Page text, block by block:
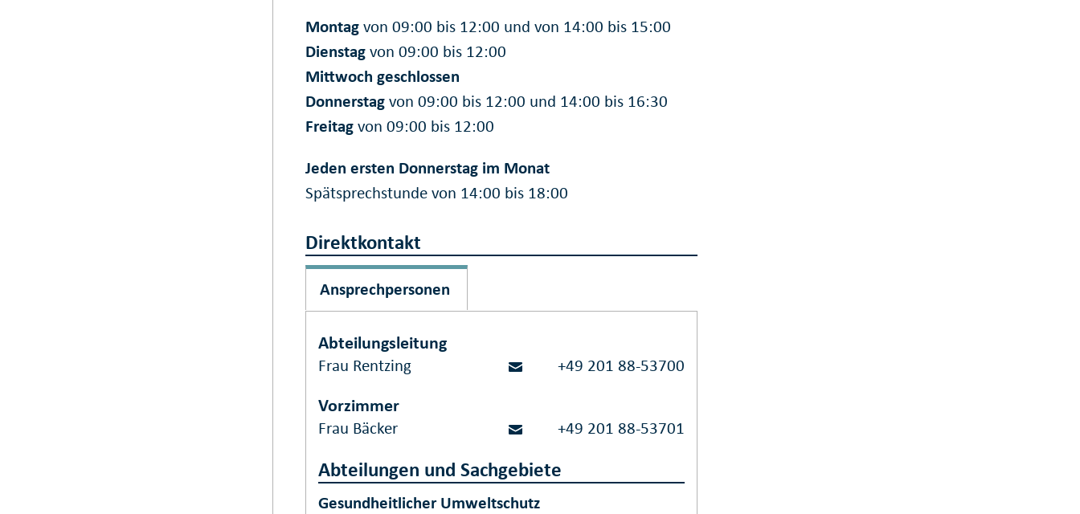
Montagvon 09:00 bis 12:00 und von 14:00 bis 15:00
Dienstagvon 09:00 bis 12:00
Mittwoch geschlossen
Donnerstagvon 09:00 bis 12:00 und 14:00 bis 16:30
Freitagvon 09:00 bis 12:00
Jeden ersten Donnerstag im Monat
Spätsprechstunde von 14:00 bis 18:00
Direktkontakt
Ansprechpersonen
Abteilungsleitung
Frau Rentzing +49 201 88-53700
Vorzimmer
Frau Bäcker +49 201 88-53701
Abteilungen und Sachgebiete
Gesundheitlicher Umweltschutz